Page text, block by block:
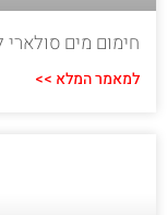
חימום מים סולארי
למאמר המלא >>